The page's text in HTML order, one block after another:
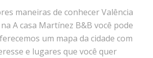
maneiras de conhecer Valência
A casa Martínez B&B você pode
um mapa da cidade com
e lugares que você quer